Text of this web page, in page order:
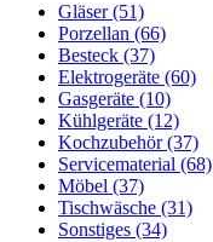
Gläser (51)
Porzellan (66)
Besteck (37)
Elektrogeräte (60)
Gasgeräte (10)
Kühlgeräte (12)
Kochzubehör (37)
Servicematerial (68)
Möbel (37)
Tischwäsche (31)
Sonstiges (34)